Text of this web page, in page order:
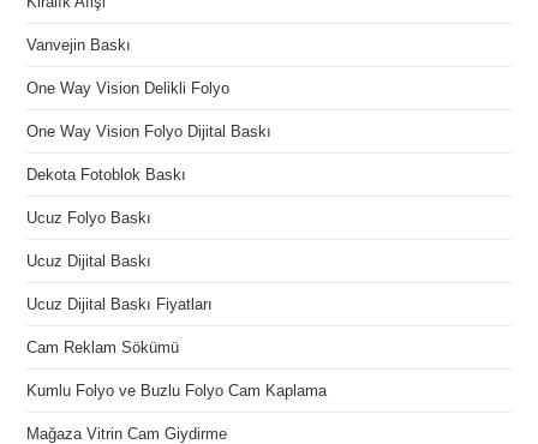
Vanvejin Baskı
One Way Vision Delikli Folyo
One Way Vision Folyo Dijital Baskı
Dekota Fotoblok Baskı
Ucuz Folyo Baskı
Ucuz Dijital Baskı
Ucuz Dijital Baskı Fiyatları
Cam Reklam Sökümü
Kumlu Folyo ve Buzlu Folyo Cam Kaplama
Mağaza Vitrin Cam Giydirme